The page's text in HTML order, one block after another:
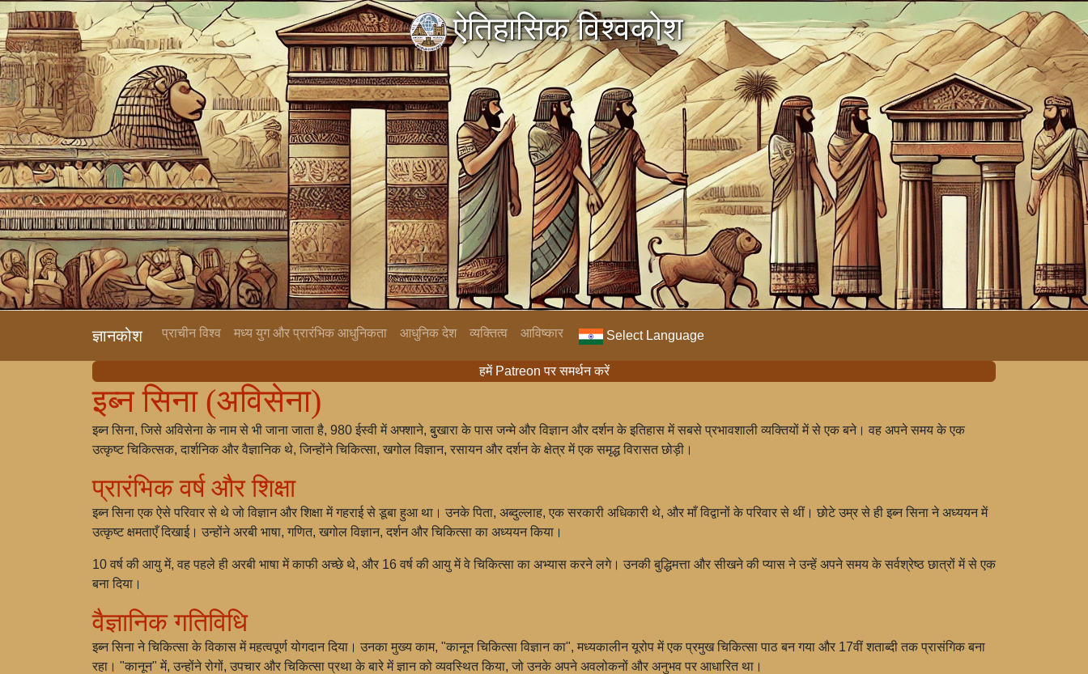
ऐतिहासिक विश्वकोश
ज्ञानकोश प्राचीन विश्व मध्य युग और प्रारंभिक आधुनिकता आधुनिक देश व्यक्तित्व आविष्कार Select Language
हमें Patreon पर समर्थन करें
इब्न सिना (अविसेना)
इब्न सिना, जिसे अविसेना के नाम से भी जाना जाता है, 980 ईस्वी में अफ्शाने, बुुखारा के पास जन्मे और विज्ञान और दर्शन के इतिहास में सबसे प्रभावशाली व्यक्तियों में से एक बने। वह अपने समय के एक
उत्कृष्ट चिकित्सक, दार्शनिक और वैज्ञानिक थे, जिन्होंने चिकित्सा, खगोल विज्ञान, रसायन और दर्शन के क्षेत्र में एक समृद्ध विरासत छोड़ी।
प्रारंभिक वर्ष और शिक्षा
इब्न सिना एक ऐसे परिवार से थे जो विज्ञान और शिक्षा में गहराई से डूबा हुआ था। उनके पिता, अब्दुल्लाह, एक सरकारी अधिकारी थे, और माँ विद्वानों के परिवार से थीं। छोटे उम्र से ही इब्न सिना ने अध्ययन में
उत्कृष्ट क्षमताएँ दिखाई। उन्होंने अरबी भाषा, गणित, खगोल विज्ञान, दर्शन और चिकित्सा का अध्ययन किया।
10 वर्ष की आयु में, वह पहले ही अरबी भाषा में काफी अच्छे थे, और 16 वर्ष की आयु में वे चिकित्सा का अभ्यास करने लगे। उनकी बुद्धिमत्ता और सीखने की प्यास ने उन्हें अपने समय के सर्वश्रेष्ठ छात्रों में से एक
बना दिया।
वैज्ञानिक गतिविधि
इब्न सिना ने चिकित्सा के विकास में महत्वपूर्ण योगदान दिया। उनका मुख्य काम, "कानून चिकित्सा विज्ञान का", मध्यकालीन यूरोप में एक प्रमुख चिकित्सा पाठ बन गया और 17वीं शताब्दी तक प्रासंगिक बना
रहा। "कानून" में, उन्होंने रोगों, उपचार और चिकित्सा प्रथा के बारे में ज्ञान को व्यवस्थित किया, जो उनके अपने अवलोकनों और अनुभव पर आधारित था।